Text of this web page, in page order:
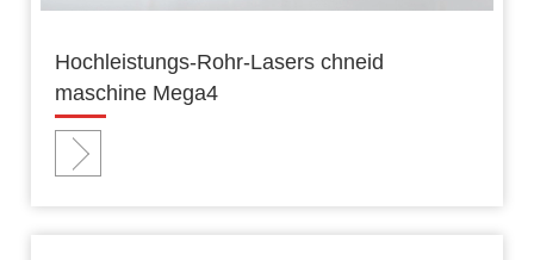
Hochleistungs-Rohr-Lasers chneid
maschine Mega4